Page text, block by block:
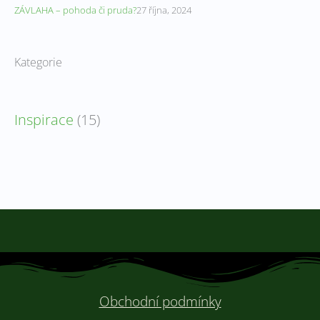
ZÁVLAHA – pohoda či pruda?27 října, 2024
Kategorie
Inspirace (15)
Obchodní podmínky